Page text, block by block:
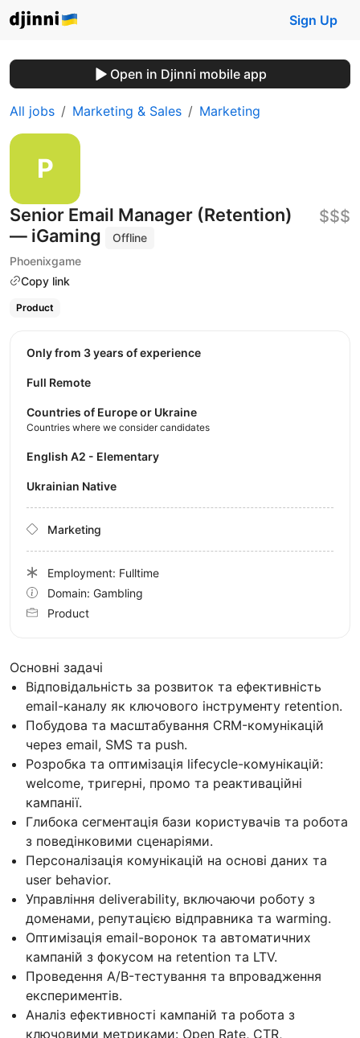
Sign Up
Open in Djinni mobile app
All jobs Marketing & Sales Marketing
Senior Email Manager (Retention)
— iGaming
Offline
Phoenixgame
Copy link
$$$
Product
Основні задачі
Відповідальність за розвиток та ефективність
email-каналу як ключового інструменту retention.
Побудова та масштабування CRM-комунікацій
через email, SMS та push.
Розробка та оптимізація lifecycle-комунікацій:
welcome, тригерні, промо та реактиваційні
кампанії.
Глибока сегментація бази користувачів та робота
з поведінковими сценаріями.
Персоналізація комунікацій на основі даних та
user behavior.
Управління deliverability, включаючи роботу з
доменами, репутацією відправника та warming.
Оптимізація email-воронок та автоматичних
кампаній з фокусом на retention та LTV.
Проведення A/B-тестування та впровадження
експериментів.
Аналіз ефективності кампаній та робота з
ключовими метриками: Open Rate, CTR,
Only from 3 years of experience
Full Remote
Countries of Europe or Ukraine
Countries where we consider candidates
English A2 - Elementary
Ukrainian Native
Marketing
Employment: Fulltime
Domain: Gambling
Product